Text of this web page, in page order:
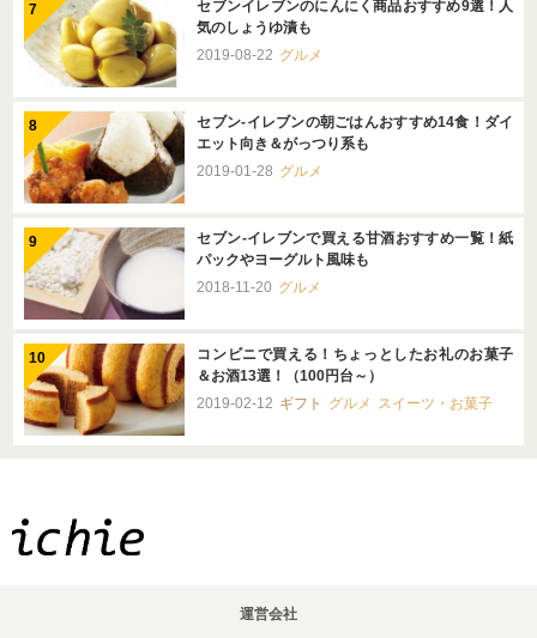
セブンイレブンのにんにく商品おすすめ9選！人
気のしょうゆ漬も
2019-08-22 グルメ
セブン-イレブンの朝ごはんおすすめ14食！ダイ
エット向き＆がっつり系も
2019-01-28 グルメ
セブン-イレブンで買える甘酒おすすめ一覧！紙
パックやヨーグルト風味も
2018-11-20 グルメ
コンビニで買える！ちょっとしたお礼のお菓子
＆お酒13選！（100円台～）
2019-02-12 ギフト グルメ スイーツ・お菓子
運営会社